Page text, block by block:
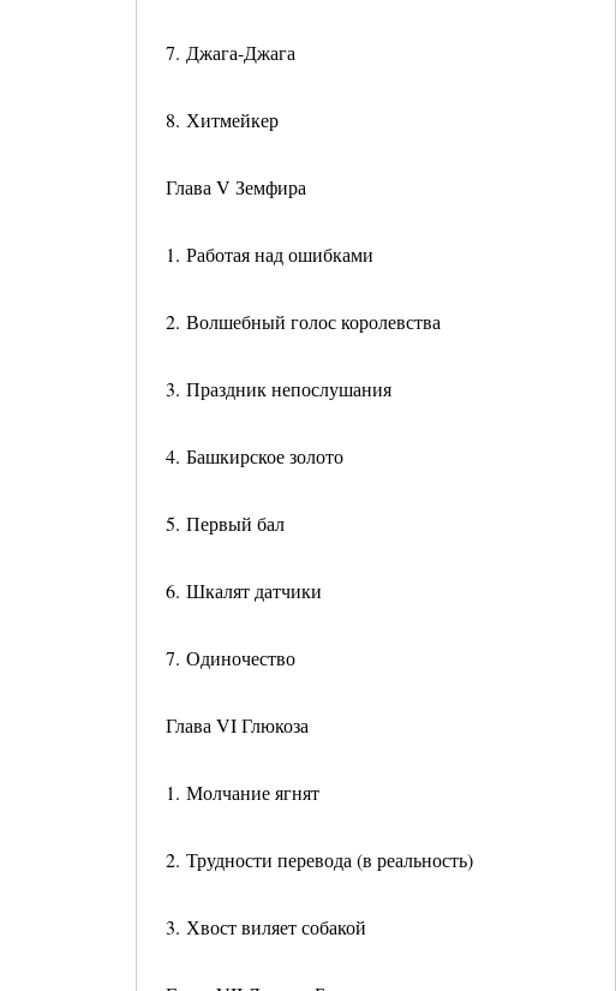
7. Джага-Джага
8. Хитмейкер
Глава V Земфира
1. Работая над ошибками
2. Волшебный голос королевства
3. Праздник непослушания
4. Башкирское золото
5. Первый бал
6. Шкалят датчики
7. Одиночество
Глава VI Глюкоза
1. Молчание ягнят
2. Трудности перевода (в реальность)
3. Хвост виляет собакой